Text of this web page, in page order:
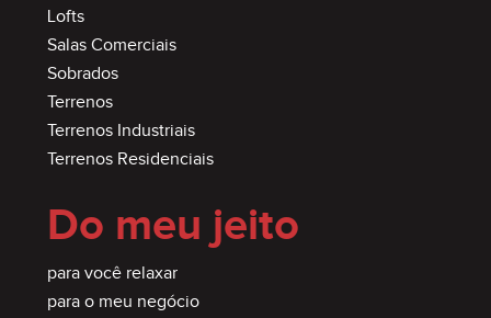
Lofts
Salas Comerciais
Sobrados
Terrenos
Terrenos Industriais
Terrenos Residenciais
Do meu jeito
para você relaxar
para o meu negócio